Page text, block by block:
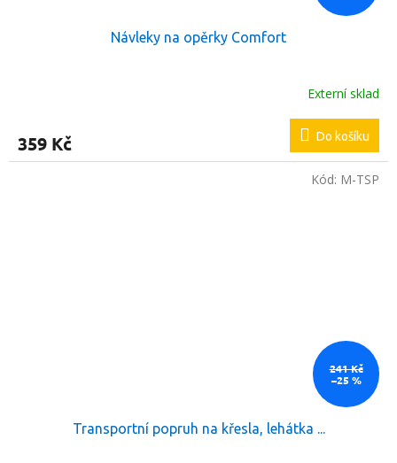
Návleky na opěrky Comfort
Externí sklad
359 Kč Do košíku
241 Kč
–25 %
Transportní popruh na křesla, lehátka ...
Kód: M-TSP